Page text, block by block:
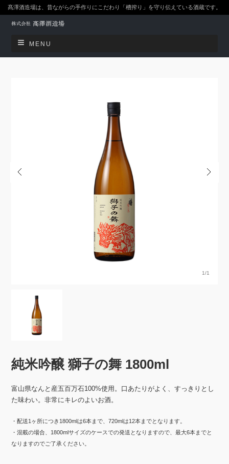
髙澤酒造場は、昔ながらの手作りにこだわり「槽搾り」を守り伝えている酒蔵です。
MENU
1/1
純米吟醸 獅子の舞 1800ml
富山県なんと産五百万石100%使用。口あたりがよく、すっきりとし
た味わい。非常にキレのよいお酒。
・配送1ヶ所につき1800mlは6本まで、720mlは12本までとなります。
・混載の場合、1800mlサイズのケースでの発送となりますので、最大6本までと
なりますのでご了承ください。